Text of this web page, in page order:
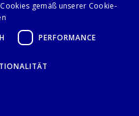
gemäß unserer Cookie-
PERFORMANCE